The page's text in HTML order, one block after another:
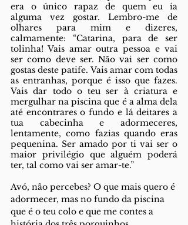
era o único rapaz de quem eu ia
alguma vez gostar. Lembro-me de
olhares para mim e dizeres,
calmamente: “Catarina, para de ser
tolinha! Vais amar outra pessoa e vai
ser como deve ser. Não vai ser como
gostas deste patife. Vais amar com todas
as entranhas, porque é isso que fazes.
Vais dar todo o teu ser à criatura e
mergulhar na piscina que é a alma dela
até encontrares o fundo e lá deitares a
tua cabecinha e adormeceres,
lentamente, como fazias quando eras
pequenina. Ser amado por ti vai ser o
maior privilégio que alguém poderá
ter, tal como vai ser amar-te.”
Avó, não percebes? O que mais quero é
adormecer, mas no fundo da piscina
que é o teu colo e que me contes a